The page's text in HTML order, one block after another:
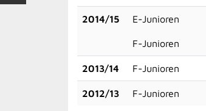
2014/15 E-Junioren
F-Junioren
2013/14 F-Junioren
2012/13 F-Junioren